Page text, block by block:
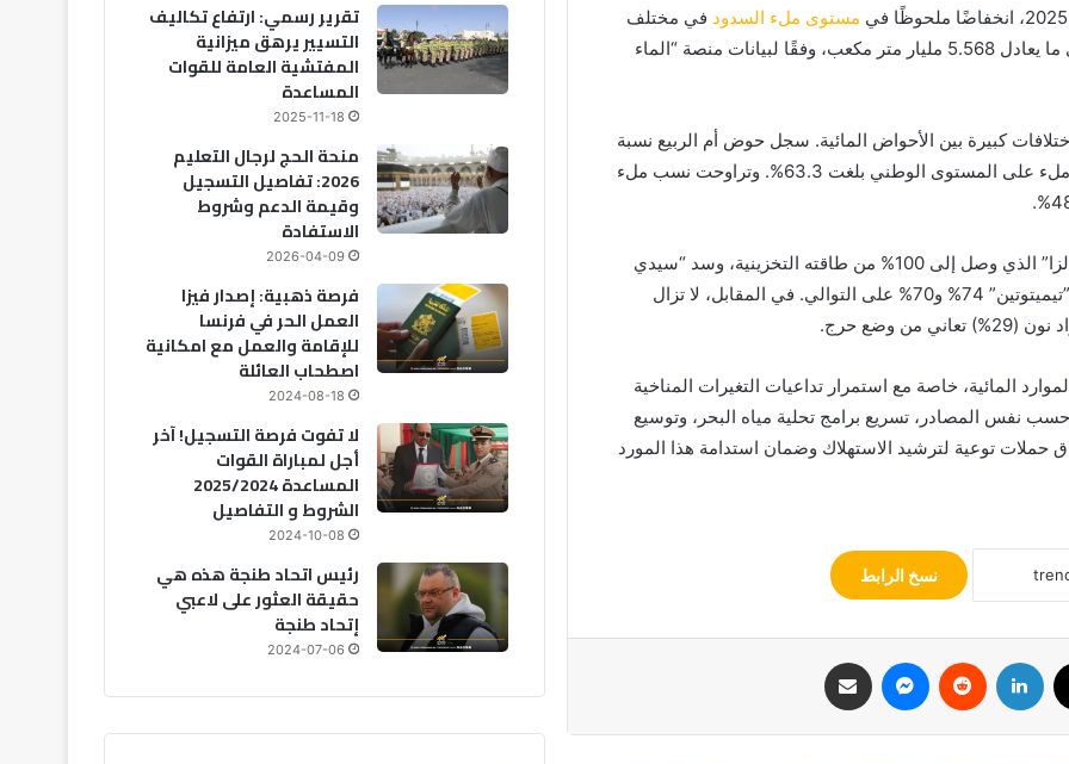
مستوى ملء السدود في مختلف
مناطق المملكة. وبلغ المعدل الوطني 33.2% فقط، أي ما يعادل 5.568 مليار متر مكعب، وفقًا لبيانات منصة “الماء
كبيرة بين الأحواض المائية. سجل حوض أم الربيع نسبة
10.3% فقط، بينما سجل حوض أبي رقراق أعلى نسبة ملء على المستوى الوطني بلغت 63.3%. وتراوحت نسب ملء
سجلت بعض السدود أداءً استثنائيًا، مثل سد “على واد الزا” الذي وصل إلى 100% من طاقته التخزينية، وسد “سيدي
المائية، خاصة مع استمرار تداعيات التغيرات المناخية
نفس المصادر، تسريع برامج تحلية مياه البحر، وتوسيع
حملات توعية لترشيد الاستهلاك وضمان استدامة هذا المورد
نسخ الرابط
تقرير رسمي: ارتفاع تكاليف
التسيير يرهق ميزانية
المفتشية العامة للقوات
المساعدة
2025-11-18
منحة الحج لرجال التعليم
2026: تفاصيل التسجيل
وقيمة الدعم وشروط
الاستفادة
2026-04-09
فرصة ذهبية: إصدار فيزا
العمل الحر في فرنسا
للإقامة والعمل مع امكانية
اصطحاب العائلة
2024-08-18
لا تفوت فرصة التسجيل! آخر
أجل لمباراة القوات
المساعدة 2025/2024
الشروط و التفاصيل
2024-10-08
رئيس اتحاد طنجة هذه هي
حقيقة العثور على لاعبي
إتحاد طنجة
2024-07-06